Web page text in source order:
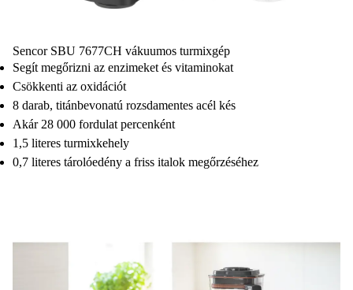
Sencor SBU 7677CH vákuumos turmixgép
Segít megőrizni az enzimeket és vitaminokat
Csökkenti az oxidációt
8 darab, titánbevonatú rozsdamentes acél kés
Akár 28 000 fordulat percenként
1,5 literes turmixkehely
0,7 literes tárolóedény a friss italok megőrzéséhez